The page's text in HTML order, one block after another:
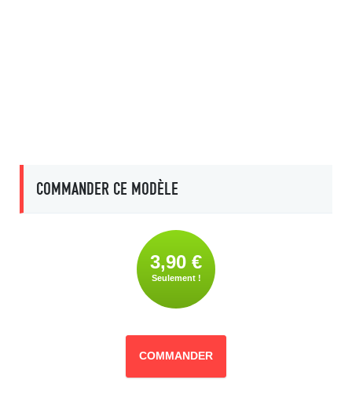
COMMANDER CE MODÈLE
3,90 €
Seulement !
COMMANDER